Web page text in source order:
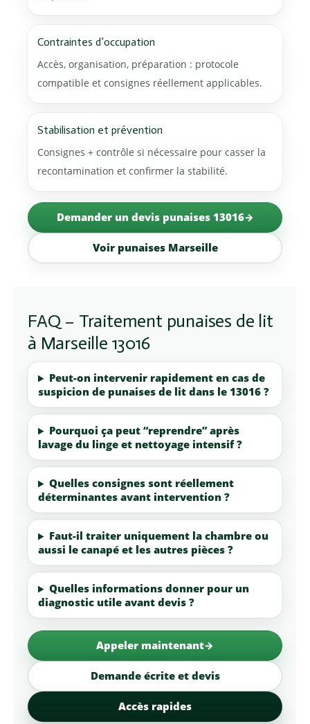
Contraintes d’occupation
Accès, organisation, préparation : protocole
compatible et consignes réellement applicables.
Stabilisation et prévention
Consignes + contrôle si nécessaire pour casser la
recontamination et confirmer la stabilité.
Demander un devis punaises 13016
Voir punaises Marseille
FAQ – Traitement punaises de lit
à Marseille 13016
Peut-on intervenir rapidement en cas de
suspicion de punaises de lit dans le 13016 ?
Pourquoi ça peut “reprendre” après
lavage du linge et nettoyage intensif ?
Quelles consignes sont réellement
déterminantes avant intervention ?
Faut-il traiter uniquement la chambre ou
aussi le canapé et les autres pièces ?
Quelles informations donner pour un
diagnostic utile avant devis ?
Appeler maintenant
Demande écrite et devis
Accès rapides